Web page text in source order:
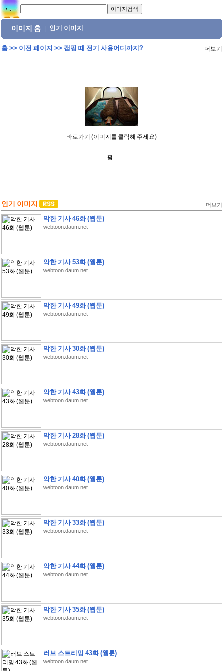
이미지 홈 인기 이미지
홈>> 이전 페이지 >> 캠핑 때 전기 사용어디까지? 더보기
바로가기 (이미지를 클릭해 주세요)
펌:
인기 이미지 더보기
악한 기사 46화 (웹툰)
webtoon.daum.net
악한 기사 53화 (웹툰)
webtoon.daum.net
악한 기사 49화 (웹툰)
webtoon.daum.net
악한 기사 30화 (웹툰)
webtoon.daum.net
악한 기사 43화 (웹툰)
webtoon.daum.net
악한 기사 28화 (웹툰)
webtoon.daum.net
악한 기사 40화 (웹툰)
webtoon.daum.net
악한 기사 33화 (웹툰)
webtoon.daum.net
악한 기사 44화 (웹툰)
webtoon.daum.net
악한 기사 35화 (웹툰)
webtoon.daum.net
러브 스트리밍 43화 (웹툰)
webtoon.daum.net